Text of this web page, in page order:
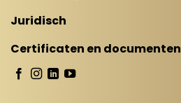
Juridisch
Certificaten en documenten